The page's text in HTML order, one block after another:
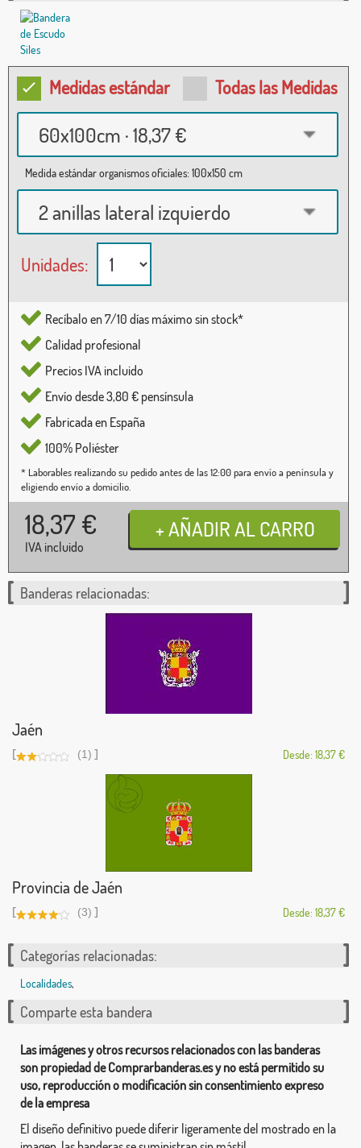
Medidas estándar Todas las Medidas
60x100cm · 18,37 €
Medida estándar organismos oficiales: 100x150 cm
2 anillas lateral izquierdo
Unidades:
Recíbalo en 7/10 días máximo sin stock*
Calidad profesional
Precios IVA incluido
Envío desde 3,80 € pensínsula
Fabricada en España
100% Poliéster
* Laborables realizando su pedido antes de las 12:00 para envío a península y
eligiendo envío a domicilio.
18,37 €
IVA incluido
Banderas relacionadas:
Jaén
[ (1) ] Desde: 18,37 €
Provincia de Jaén
[ (3) ] Desde: 18,37 €
Categorías relacionadas:
Localidades,
Comparte esta bandera
Las imágenes y otros recursos relacionados con las banderas
son propiedad de Comprarbanderas.es y no está permitido su
uso, reproducción o modificación sin consentimiento expreso
de la empresa
El diseño definitivo puede diferir ligeramente del mostrado en la